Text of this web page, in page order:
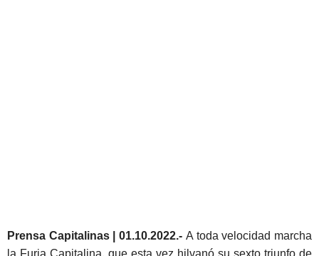
Prensa Capitalinas |01.10.2022.- A toda velocidad marcha
la Furia Capitalina, que esta vez hilvanó su sexto triunfo de